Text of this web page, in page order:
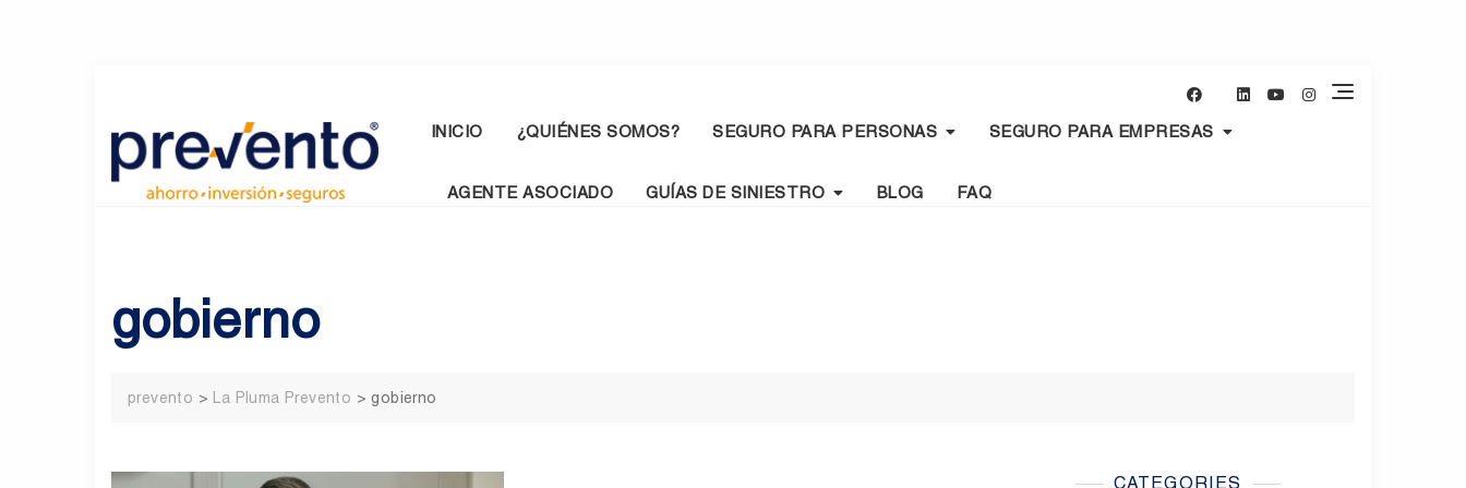
content
INICIO ¿QUIÉNES SOMOS? SEGURO PARA PERSONAS SEGURO PARA EMPRESAS
AGENTE ASOCIADO GUÍAS DE SINIESTRO BLOG FAQ
gobierno
prevento > La Pluma Prevento >gobierno
CATEGORIES